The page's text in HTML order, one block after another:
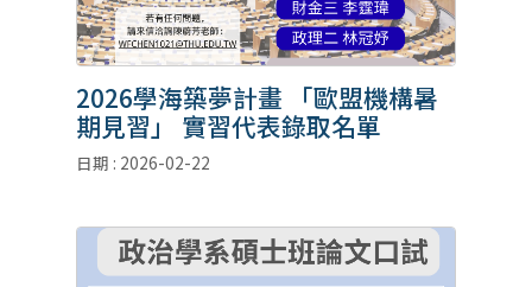
2026學海築夢計畫 「歐盟機構暑
期見習」 實習代表錄取名單
日期 : 2026-02-22